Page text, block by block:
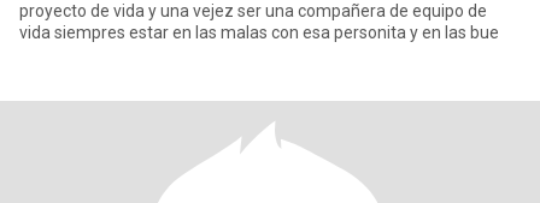
proyecto de vida y una vejez ser una compañera de equipo de
vida siempres estar en las malas con esa personita y en las bue